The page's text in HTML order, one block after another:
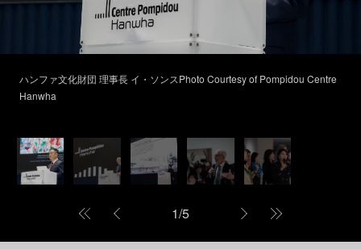
ハンファ文化財団 理事長 イ・ソンスPhoto Courtesy of Pompidou Centre
Hanwha
1/5